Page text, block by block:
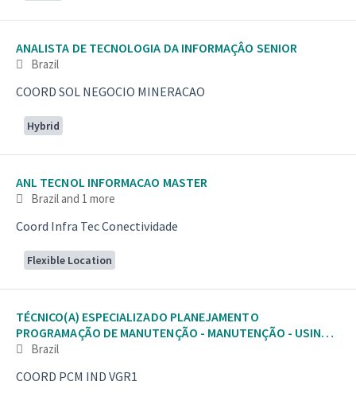
ANALISTA DE TECNOLOGIA DA INFORMAÇÂO SENIOR
Brazil
COORD SOL NEGOCIO MINERACAO
Hybrid
ANL TECNOL INFORMACAO MASTER
Braziland 1 more
Coord Infra Tec Conectividade
Flexible Location
TÉCNICO(A) ESPECIALIZADO PLANEJAMENTO
PROGRAMAÇÃO DE MANUTENÇÃO - MANUTENÇÃO - USINA -
VAGA PREFERE
Brazil
COORD PCM IND VGR1